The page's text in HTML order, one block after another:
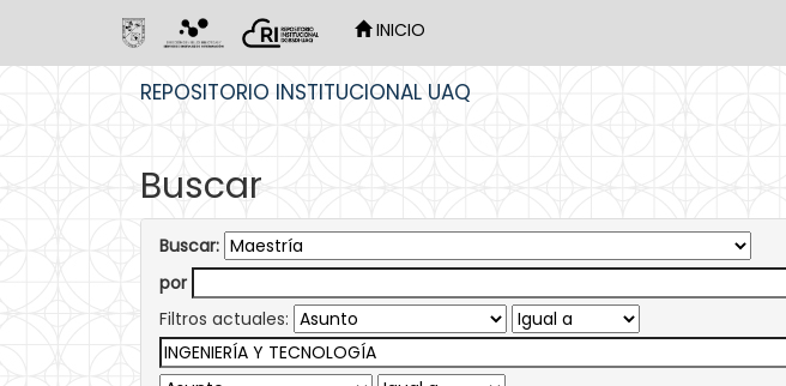
INICIO
REPOSITORIO INSTITUCIONAL UAQ
Buscar
Buscar:
por
Filtros actuales: